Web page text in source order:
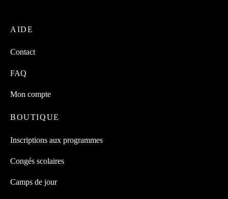
AIDE
Contact
FAQ
Mon compte
BOUTIQUE
Inscriptions aux programmes
Congés scolaires
Camps de jour